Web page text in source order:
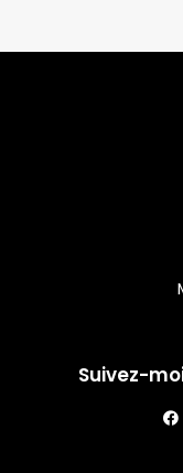
Suivez-